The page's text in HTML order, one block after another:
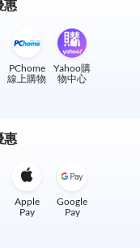
惠
PChome
線上購物
Yahoo購
物中心
惠
Apple
Pay
Google
Pay